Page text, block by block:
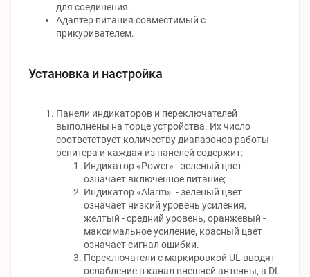
для соединения.
Адаптер питания совместимый с
прикуривателем.
Установка и настройка
Панели индикаторов и переключателей
выполнены на торце устройства. Их число
соответствует количеству диапазонов работы
репитера и каждая из панелей содержит:
Индикатор «Power» - зеленый цвет
означает включенное питание;
Индикатор «Alarm» - зеленый цвет
означает низкий уровень усиления,
желтый - средний уровень, оранжевый -
максимальное усиление, красный цвет
означает сигнал ошибки.
Переключатели с маркировкой UL вводят
ослабление в канал внешней антенны, а DL